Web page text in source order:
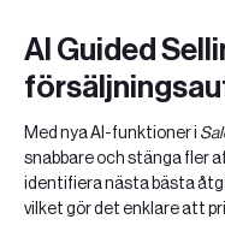
AI Guided
Med nya AI-funktioner i
snabbare och stänga fler
identifiera nästa bästa
vilket gör det enklare att